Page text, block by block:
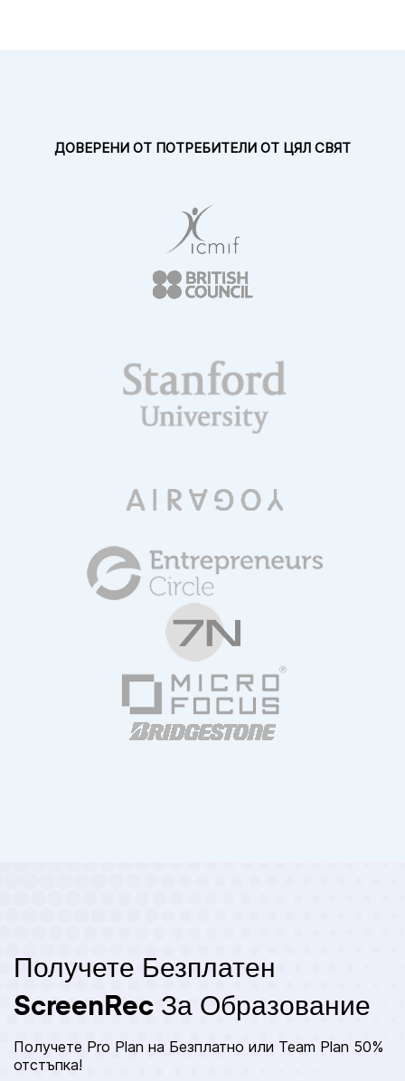
ДОВЕРЕНИ ОТ ПОТРЕБИТЕЛИ ОТ ЦЯЛ СВЯТ
Получете Безплатен
ScreenRec За Образование
Получете Pro Plan на Безплатно или Team Plan 50%
отстъпка!